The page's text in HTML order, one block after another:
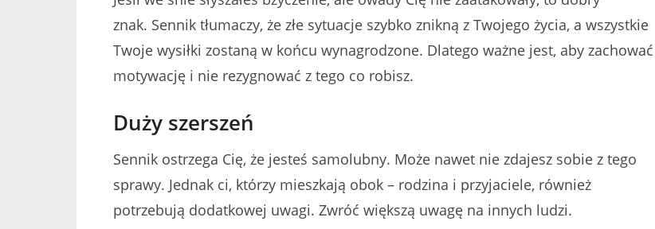
znak. Sennik tłumaczy, że złe sytuacje szybko znikną z Twojego życia, a wszystkie
Twoje wysiłki zostaną w końcu wynagrodzone. Dlatego ważne jest, aby zachować
motywację i nie rezygnować z tego co robisz.
Duży szerszeń
Sennik ostrzega Cię, że jesteś samolubny. Może nawet nie zdajesz sobie z tego
sprawy. Jednak ci, którzy mieszkają obok – rodzina i przyjaciele, również
potrzebują dodatkowej uwagi. Zwróć większą uwagę na innych ludzi.